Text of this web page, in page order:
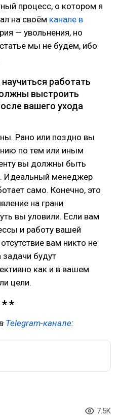
процесс, о котором я
на своём канале в
— увольнения, но
мы не будем, ибо
работать
выстроить
вашего ухода
Рано или поздно вы
по тем или иным
вы должны быть
Идеальный менеджер
само. Конечно, это
на грани
вы уловили. Если вам
и работу вашей
вам никто не
задачи будут
как и в вашем
цели.
Telegram-канале:
7.5K